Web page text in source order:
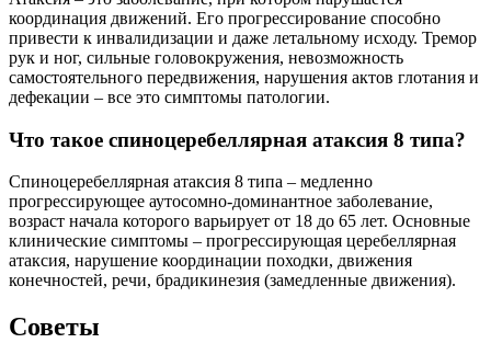
координация движений. Его прогрессирование способно
привести к инвалидизации и даже летальному исходу. Тремор
рук и ног, сильные головокружения, невозможность
самостоятельного передвижения, нарушения актов глотания и
дефекации – все это симптомы патологии.
Что такое спиноцеребеллярная атаксия 8 типа?
Спиноцеребеллярная атаксия 8 типа – медленно
прогрессирующее аутосомно-доминантное заболевание,
возраст начала которого варьирует от 18 до 65 лет. Основные
клинические симптомы – прогрессирующая церебеллярная
атаксия, нарушение координации походки, движения
конечностей, речи, брадикинезия (замедленные движения).
Советы